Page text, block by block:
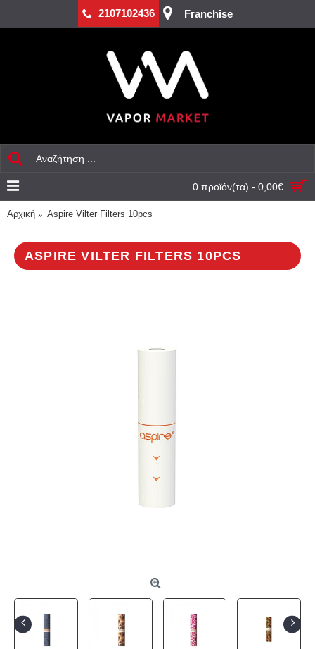
2107102436 Franchise
0 προϊόν(τα) - 0,00€
Αρχική Aspire Vilter Filters 10pcs
ASPIRE VILTER FILTERS 10PCS